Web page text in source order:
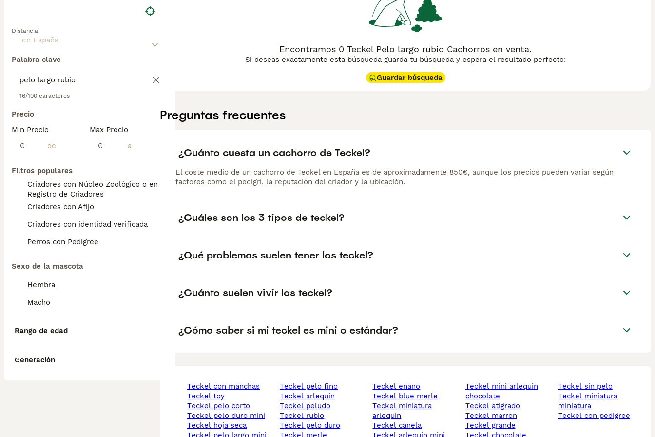
Distancia
Palabra clave
16/100 caracteres
Precio
Min Precio
€
Max Precio
€
Filtros populares
Criadores con Núcleo Zoológico o en el
Registro de Criadores
Criadores con Afijo
Criadores con identidad verificada
Perros con Pedigree
Sexo de la mascota
Hembra
Macho
Rango de edad
Generación
Encontramos 0 Teckel Pelo largo rubio Cachorros en venta.
Si deseas exactamente esta búsqueda guarda tu búsqueda y espera el resultado perfecto:
Guardar búsqueda
Preguntas frecuentes
¿Cuánto cuesta un cachorro de Teckel?
El coste medio de un cachorro de Teckel en España es de aproximadamente 850€, aunque los precios pueden variar según
factores como el pedigrí, la reputación del criador y la ubicación.
¿Cuáles son los 3 tipos de teckel?
¿Qué problemas suelen tener los teckel?
¿Cuánto suelen vivir los teckel?
¿Cómo saber si mi teckel es mini o estándar?
teckel con manchas
teckel toy
teckel pelo corto
teckel pelo duro mini
teckel hoja seca
teckel pelo fino
teckel arlequin
teckel peludo
teckel rubio
teckel pelo duro
teckel enano
teckel blue merle
teckel miniatura
arlequin
teckel canela
teckel mini arlequin
chocolate
teckel atigrado
teckel marron
teckel grande
teckel sin pelo
teckel miniatura
miniatura
teckel con pedigree